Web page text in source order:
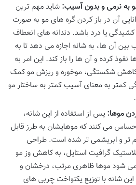
به نرمی و بدون آسیب: شاید مهم ترین
آن در باز کردن گره های مو به صورت
کشیدگی یا درد باشد. دندانه های انعطاف
بین آن ها، به شانه اجازه می دهد تا به
نفوذ کرده و آن ها را باز کند. این امر به
شکستگی، موخوره و ریزش مو کمک
کمتر به معنای آسیب کمتر به ساختار مو
موها: پس از استفاده از این شانه،
احساس می کنند که موهایشان به طرز قابل
تر و ابریشمی تر شده است. طراحی
گرافیت استایل، به کاهش وز مو
شود موها ظاهری مرتب، درخشان و
شانه با توزیع یکنواخت چربی های